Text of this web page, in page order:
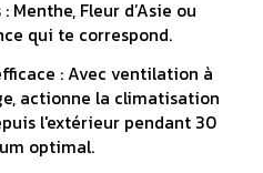
Fleur d’Asie ou
qui te correspond.
:Avec ventilation à
actionne la climatisation
l'extérieur pendant 30
optimal.